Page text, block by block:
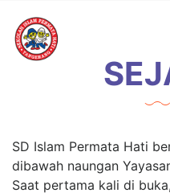
SD Islam Permata Hati
dibawah naungan
Saat pertama kali di